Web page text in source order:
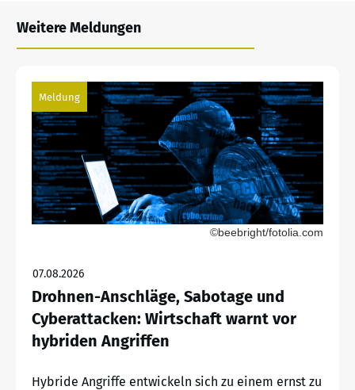
Weitere Meldungen
Meldung
©beebright/fotolia.com
07.08.2026
Drohnen-Anschläge, Sabotage und
Cyberattacken: Wirtschaft warnt vor
hybriden Angriffen
Hybride Angriffe entwickeln sich zu einem ernst zu